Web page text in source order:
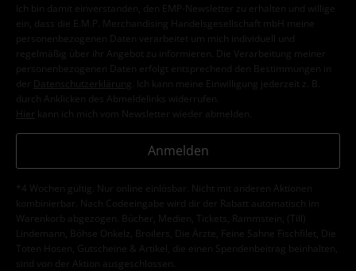
Ich bin damit einverstanden, den EMP-Newsletter zu erhalten und willige
ein, dass die E.M.P. Merchandising Handelsgesellschaft mbH meine
personenbezogenen Daten verarbeitet um mich individuell und
regelmäßig über ihr Angebot zu informieren. Die Verarbeitung meiner
personenbezogenen Daten erfolgt entsprechend den Bestimmungen in
der
Datenschutzerklärung
. Ich kann meine Einwilligung jederzeit z. B.
durch Anklicken des Abmeldelinks widerrufen.
Hier kann ich mich vom Newsletter wieder abmelden.
Anmelden
*4 Wochen gültig. Nur online einlösbar. Nicht mit anderen Aktionen
kombinierbar. Nach Codeeingabe wird dir der Rabatt automatisch im
Warenkorb abgezogen. Bücher, Medien, Tickets, Rammstein, (Till)
Lindemann, Böhse Onkelz, Broilers, Die Ärzte, Feine Sahne Fischfilet, Die
Toten Hosen, Gutscheine & Artikel, die einen Spendenbeitrag beinhalten,
sind von der Aktion ausgeschlossen.